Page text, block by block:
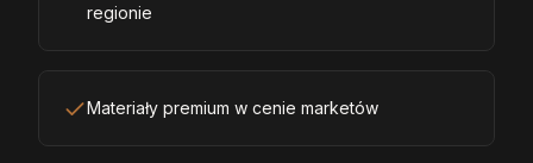
regionie
Materiały premium w cenie marketów